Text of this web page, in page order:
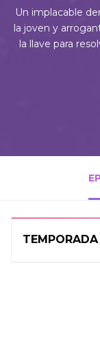
Un implacable
la joven y
la llave para
TEMPORADA